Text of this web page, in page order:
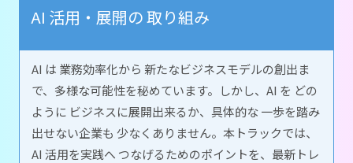
AI 活用・展開の 取り組み
AI は 業務効率化から 新たなビジネスモデルの創出ま
で、多様な可能性を秘めています。しかし、AI を どの
ように ビジネスに展開出来るか、具体的な 一歩を踏み
出せない企業も 少なくありません。本トラックでは、
AI 活用を実践へ つなげるためのポイントを、最新トレ